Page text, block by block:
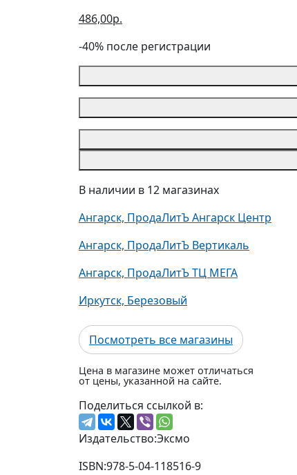
486,00р.
-40% после регистрации
В наличии в 12 магазинах
Ангарск, ПродаЛитЪ Ангарск Центр
Ангарск, ПродаЛитЪ Вертикаль
Ангарск, ПродаЛитЪ ТЦ МЕГА
Иркутск, Березовый
Посмотреть все магазины
Цена в магазине может отличаться
от цены, указанной на сайте.
Поделиться ссылкой в:
Издательство:Эксмо
ISBN:978-5-04-118516-9